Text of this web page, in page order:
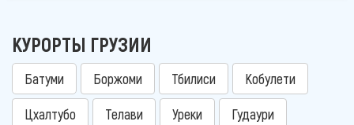
КУРОРТЫ ГРУЗИИ
Батуми Боржоми Тбилиси Кобулети
Цхалтубо Телави Уреки Гудаури